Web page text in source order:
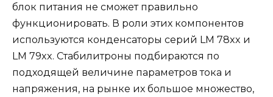
блок питания не сможет правильно
функционировать. В роли этих компонентов
используются конденсаторы серий LM 78xx и
LM 79xx. Стабилитроны подбираются по
подходящей величине параметров тока и
напряжения, на рынке их большое множество,